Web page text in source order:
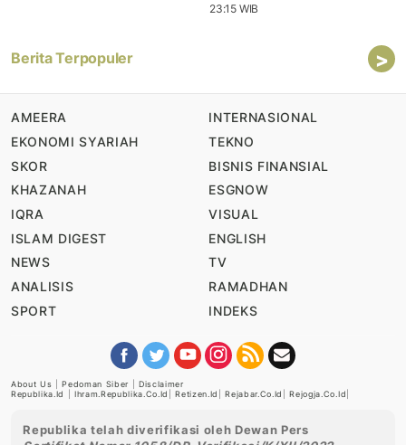
23:15 WIB
Berita Terpopuler >
AMEERA
EKONOMI SYARIAH
SKOR
KHAZANAH
IQRA
ISLAM DIGEST
NEWS
ANALISIS
SPORT
INTERNASIONAL
TEKNO
BISNIS FINANSIAL
ESGNOW
VISUAL
ENGLISH
TV
RAMADHAN
INDEKS
About Us Pedoman Siber
Disclaimer
Republika.id
Ihram.republika.co.id Retizen.id Rejabar.co.id Rejogja.co.id
Republika telah diverifikasi oleh Dewan Pers